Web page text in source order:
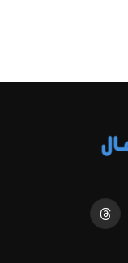
Threads